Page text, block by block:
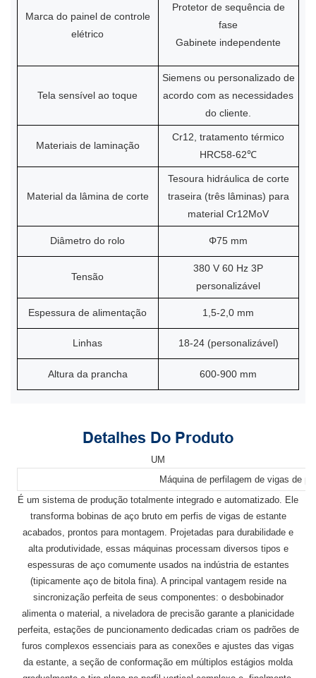
Marca do painel de controle
elétrico
Protetor de sequência de
fase
Gabinete independente
Tela sensível ao toque
Siemens ou personalizado de
acordo com as necessidades
do cliente.
Materiais de laminação
Cr12, tratamento térmico
HRC58-62℃
Material da lâmina de corte
Tesoura hidráulica de corte
traseira (três lâminas) para
material Cr12MoV
Diâmetro do rolo Φ75 mm
Tensão
380 V 60 Hz 3P
personalizável
Espessura de alimentação 1,5-2,0 mm
Linhas 18-24 (personalizável)
Altura da prancha 600-900 mm
Detalhes Do Produto
UM
Máquina de perfilagem de vigas de
É um sistema de produção totalmente integrado e automatizado. Ele
transforma bobinas de aço bruto em perfis de vigas de estante
acabados, prontos para montagem. Projetadas para durabilidade e
alta produtividade, essas máquinas processam diversos tipos e
espessuras de aço comumente usados ​​na indústria de estantes
(tipicamente aço de bitola fina). A principal vantagem reside na
sincronização perfeita de seus componentes: o desbobinador
alimenta o material, a niveladora de precisão garante a planicidade
perfeita, estações de puncionamento dedicadas criam os padrões de
furos complexos essenciais para as conexões e ajustes das vigas
da estante, a seção de conformação em múltiplos estágios molda